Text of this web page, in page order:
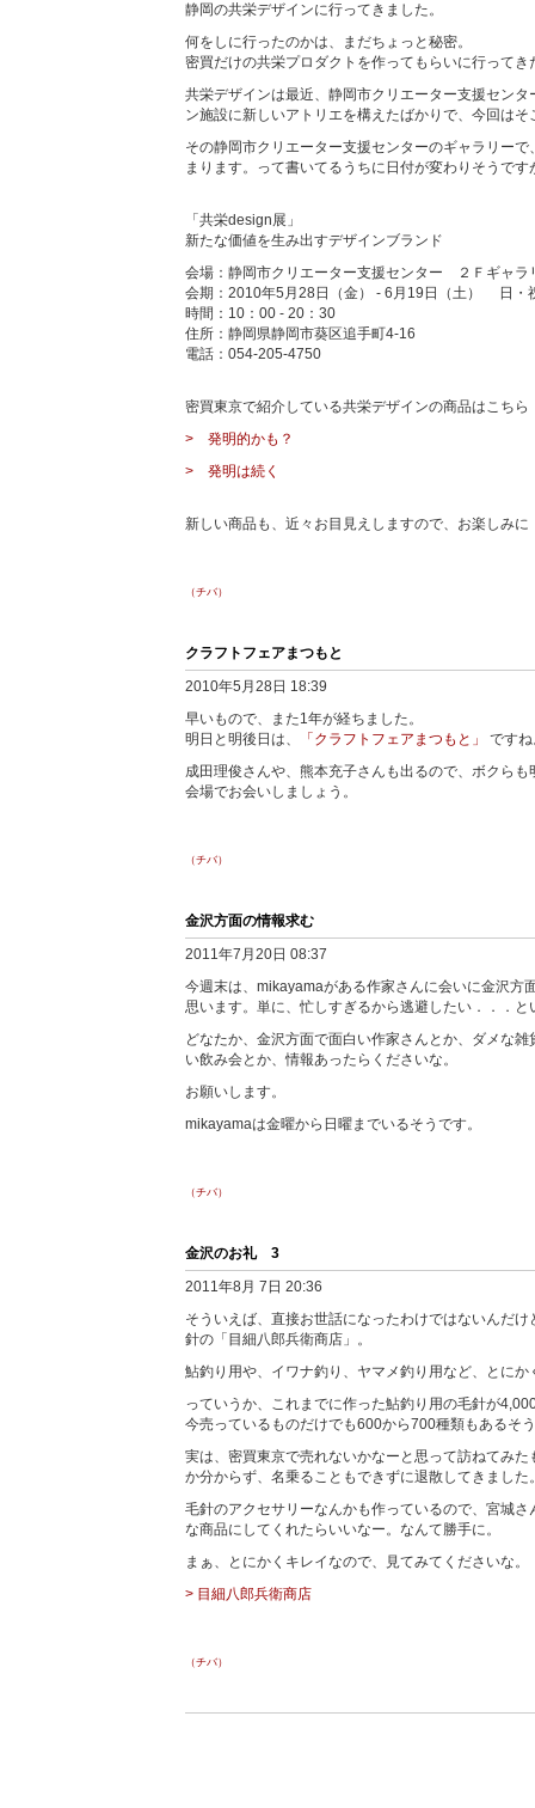
静岡の共栄デザインに行ってきました。
何をしに行ったのかは、まだちょっと秘密。
密買だけの共栄プロダクトを作ってもらいに行ってき
共栄デザインは最近、静岡市クリエーター支援セン
ン施設に新しいアトリエを構えたばかりで、今回は
その静岡市クリエーター支援センターのギャラリー
まります。って書いてるうちに日付が変わりそうです
「共栄design展」
新たな価値を生み出すデザインブランド
会場：静岡市クリエーター支援センター ２Ｆギャラ
会期：2010年5月28日（金） - 6月19日（土） 日・
時間：10：00 - 20：30
住所：静岡県静岡市葵区追手町4-16
電話：054-205-4750
密買東京で紹介している共栄デザインの商品はこちら
> 発明的かも？
> 発明は続く
新しい商品も、近々お目見えしますので、お楽しみに
（チバ）
クラフトフェアまつもと
2010年5月28日 18:39
早いもので、また1年が経ちました。
明日と明後日は、
「クラフトフェアまつもと」
です
成田理俊さんや、熊本充子さんも出るので、ボクらも
会場でお会いしましょう。
（チバ）
金沢方面の情報求む
2011年7月20日 08:37
今週末は、mikayamaがある作家さんに会いに金沢方
思います。単に、忙しすぎるから逃避したい．．．
どなたか、金沢方面で面白い作家さんとか、ダメな
い飲み会とか、情報あったらくださいな。
お願いします。
mikayamaは金曜から日曜までいるそうです。
（チバ）
金沢のお礼 3
2011年8月 7日 20:36
そういえば、直接お世話になったわけではないんだ
針の「目細八郎兵衛商店」。
鮎釣り用や、イワナ釣り、ヤマメ釣り用など、とに
っていうか、これまでに作った鮎釣り用の毛針が
今売っているものだけでも600から700種類もあるそ
実は、密買東京で売れないかなーと思って訪ねてみ
か分からず、名乗ることもできずに退散してきました
毛針のアクセサリーなんかも作っているので、宮城
な商品にしてくれたらいいなー。なんて勝手に。
まぁ、とにかくキレイなので、見てみてくださいな。
> 目細八郎兵衛商店
（チバ）